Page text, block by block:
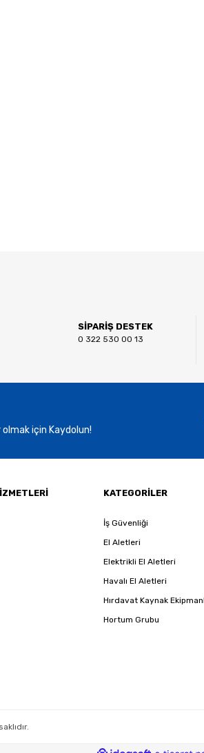
SİPARİŞ DESTEK
0 322 530 00 13
için Kaydolun!
KATEGORİLER
İş Güvenliği
El Aletleri
Elektrikli El Aletleri
Havalı El Aletleri
Hırdavat Kaynak
Hortum Grubu